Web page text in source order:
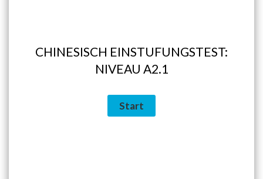
CHINESISCH EINSTUFUNGSTEST:
NIVEAU A2.1